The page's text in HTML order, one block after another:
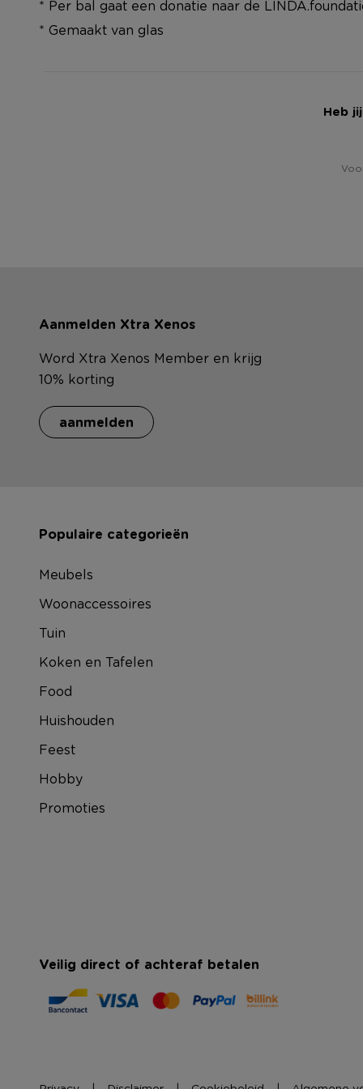
* Per bal gaat een donatie naar de
* Gemaakt van glas
Heb
Aanmelden Xtra Xenos
Word Xtra Xenos Member en krijg
10% korting
aanmelden
Populaire categorieën
Meubels
Woonaccessoires
Tuin
Koken en Tafelen
Food
Huishouden
Feest
Hobby
Promoties
Veilig direct of achteraf betalen